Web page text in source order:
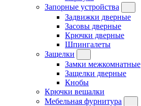
Запорные устройства
Задвижки дверные
Засовы дверные
Крючки дверные
Шпингалеты
Защелки
Замки межкомнатные
Защелки дверные
Кнобы
Крючки вешалки
Мебельная фурнитура